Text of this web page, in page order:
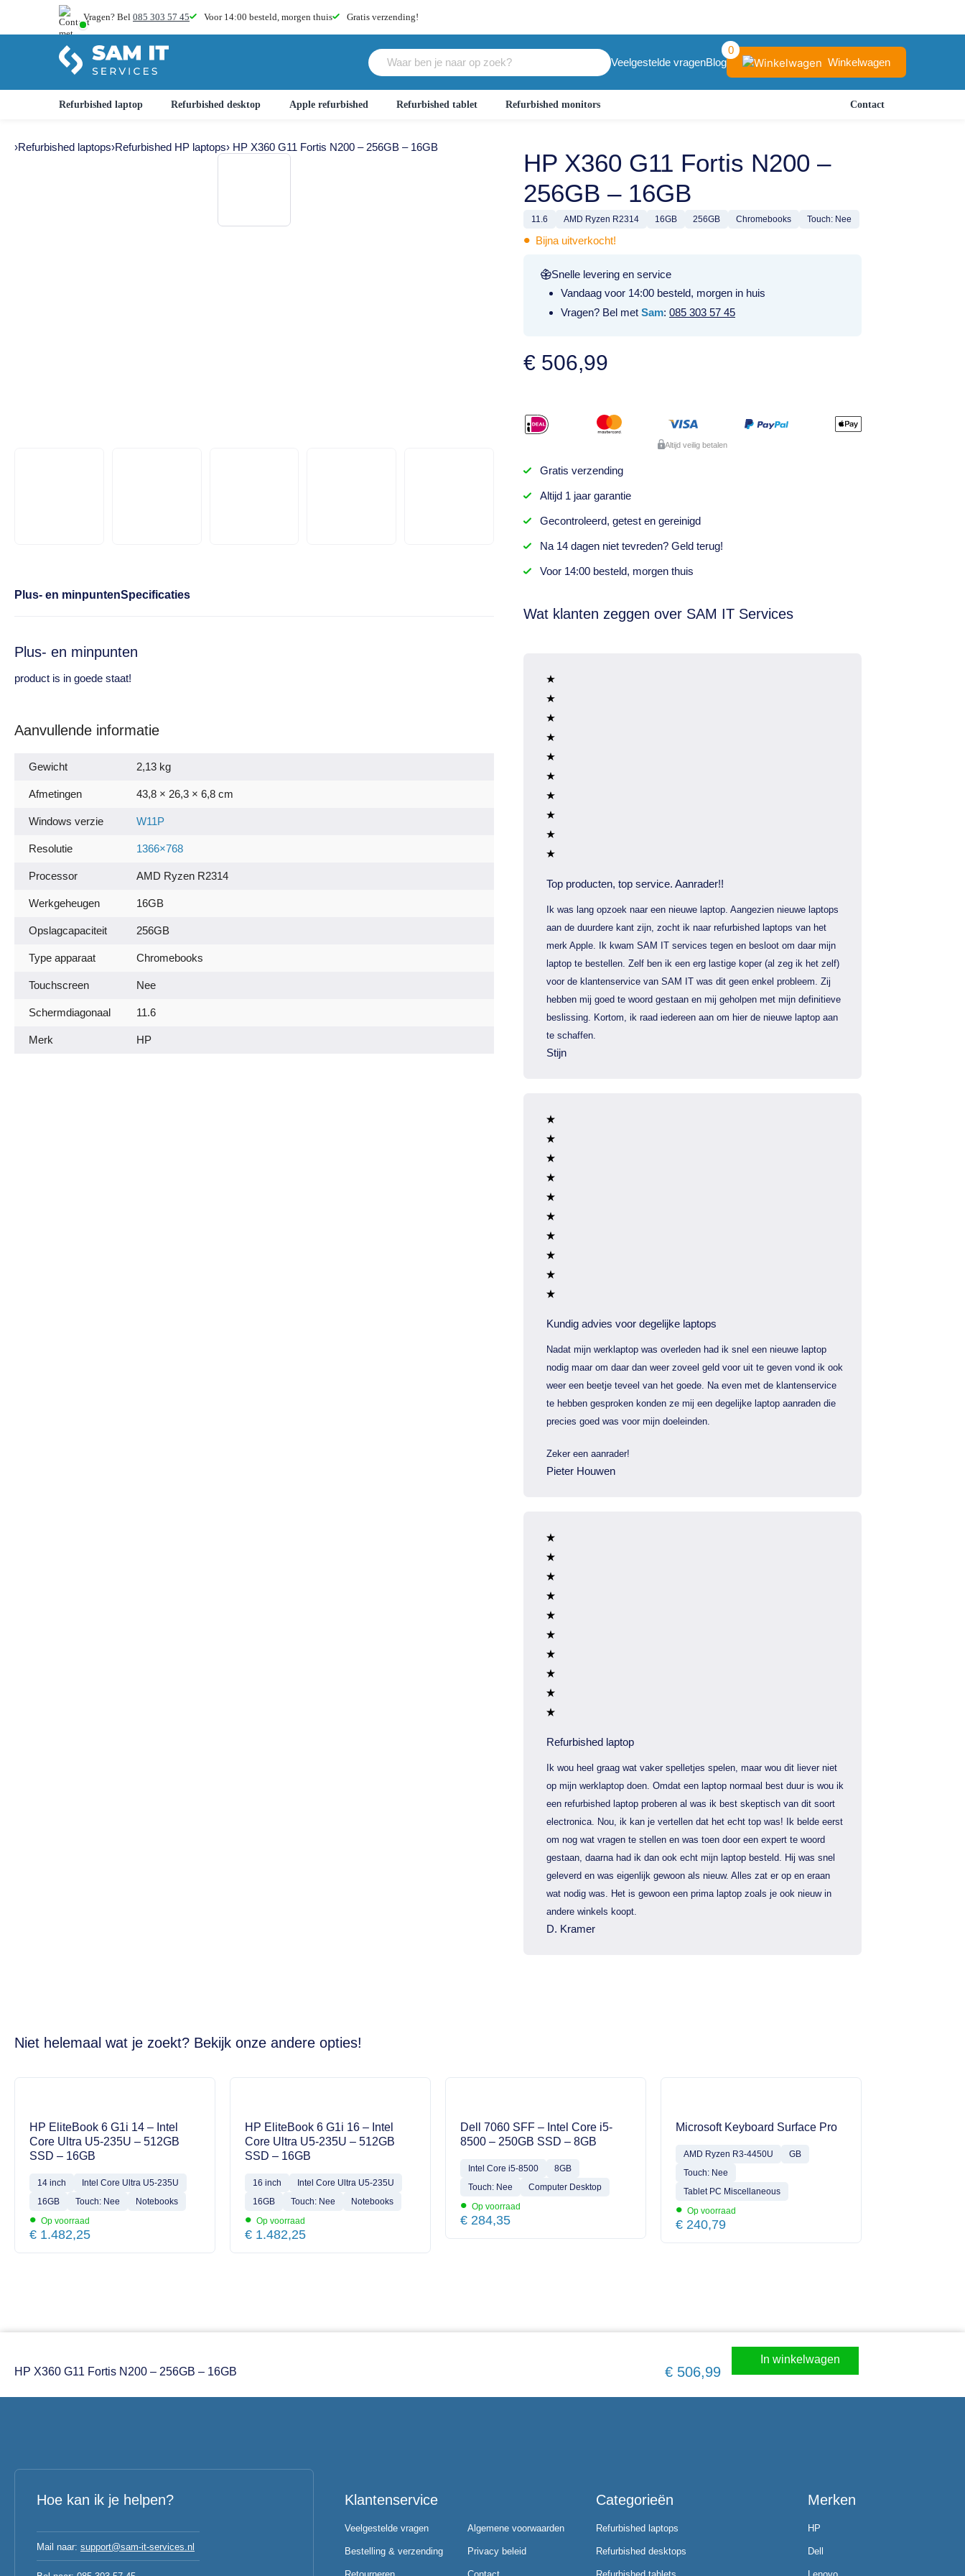
Vragen? Bel 085 303 57 45 Voor 14:00 besteld, morgen thuis Gratis verzending!
Veelgestelde vragenBlog
0
Winkelwagen
Refurbished laptop Refurbished desktop Apple refurbished Refurbished tablet Refurbished monitors Contact
›Refurbished laptops›Refurbished HP laptops› HP X360 G11 Fortis N200 – 256GB – 16GB
Plus- en minpuntenSpecificaties
Plus- en minpunten
product is in goede staat!
Aanvullende informatie
Gewicht 2,13 kg
Afmetingen 43,8 × 26,3 × 6,8 cm
Windows verzie W11P
Resolutie 1366×768
Processor AMD Ryzen R2314
Werkgeheugen 16GB
Opslagcapaciteit 256GB
Type apparaat Chromebooks
Touchscreen Nee
Schermdiagonaal 11.6
Merk HP
HP X360 G11 Fortis N200 –
256GB – 16GB
11.6 AMD Ryzen R2314 16GB 256GB Chromebooks Touch: Nee
• Bijna uitverkocht!
Snelle levering en service
Vandaag voor 14:00 besteld, morgen in huis
Vragen? Bel met Sam: 085 303 57 45
€ 506,99
Altijd veilig betalen
Gratis verzending
Altijd 1 jaargarantie
Gecontroleerd, getesten gereinigd
Na 14 dagenniet tevreden? Geld terug!
Voor 14:00 besteld, morgen thuis
Wat klanten zeggen over SAM IT Services
Top producten, top service. Aanrader!!
Ik was lang opzoek naar een nieuwe laptop. Aangezien nieuwe laptops
aan de duurdere kant zijn, zocht ik naar refurbished laptops van het
merk Apple. Ik kwam SAM IT services tegen en besloot om daar mijn
laptop te bestellen. Zelf ben ik een erg lastige koper (al zeg ik het zelf)
voor de klantenservice van SAM IT was dit geen enkel probleem. Zij
hebben mij goed te woord gestaan en mij geholpen met mijn definitieve
beslissing. Kortom, ik raad iedereen aan om hier de nieuwe laptop aan
te schaffen.
Stijn
Kundig advies voor degelijke laptops
Nadat mijn werklaptop was overleden had ik snel een nieuwe laptop
nodig maar om daar dan weer zoveel geld voor uit te geven vond ik ook
weer een beetje teveel van het goede. Na even met de klantenservice
te hebben gesproken konden ze mij een degelijke laptop aanraden die
precies goed was voor mijn doeleinden.
Zeker een aanrader!
Pieter Houwen
Refurbished laptop
Ik wou heel graag wat vaker spelletjes spelen, maar wou dit liever niet
op mijn werklaptop doen. Omdat een laptop normaal best duur is wou ik
een refurbished laptop proberen al was ik best skeptisch van dit soort
electronica. Nou, ik kan je vertellen dat het echt top was! Ik belde eerst
om nog wat vragen te stellen en was toen door een expert te woord
gestaan, daarna had ik dan ook echt mijn laptop besteld. Hij was snel
geleverd en was eigenlijk gewoon als nieuw. Alles zat er op en eraan
wat nodig was. Het is gewoon een prima laptop zoals je ook nieuw in
andere winkels koopt.
D. Kramer
Niet helemaal wat je zoekt? Bekijk onze andere opties!
HP EliteBook 6 G1i 14 – Intel
Core Ultra U5-235U – 512GB
SSD – 16GB
14 inch
Intel Core Ultra U5-235U
16GB
Touch: Nee Notebooks
• Op voorraad
€ 1.482,25
HP EliteBook 6 G1i 16 – Intel
Core Ultra U5-235U – 512GB
SSD – 16GB
16 inch
Intel Core Ultra U5-235U
16GB
Touch: Nee Notebooks
• Op voorraad
€ 1.482,25
Dell 7060 SFF – Intel Core i5-
8500 – 250GB SSD – 8GB
Intel Core i5-8500
8GB
Touch: Nee
Computer Desktop
• Op voorraad
€ 284,35
Microsoft Keyboard Surface Pro
AMD Ryzen R3-4450U
GB
Touch: Nee
Tablet PC Miscellaneous
• Op voorraad
€ 240,79
HP X360 G11 Fortis N200 – 256GB – 16GB € 506,99
In winkelwagen
Hoe kan ik je helpen?
Mail naar: support@sam-it-services.nl
Klantenservice
Veelgestelde vragen
Bestelling & verzending
Algemene voorwaarden
Privacy beleid
Categorieën
Refurbished laptops
Refurbished desktops
Merken
HP
Dell